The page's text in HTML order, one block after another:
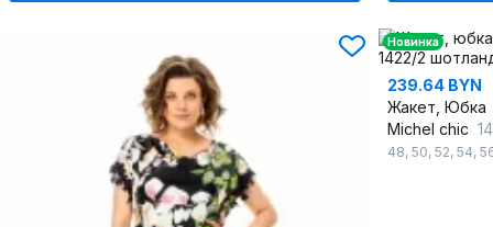
Новинка
239.64 BYN
Жакет, Юбка
Michel chic
48, 50, 52, 54,